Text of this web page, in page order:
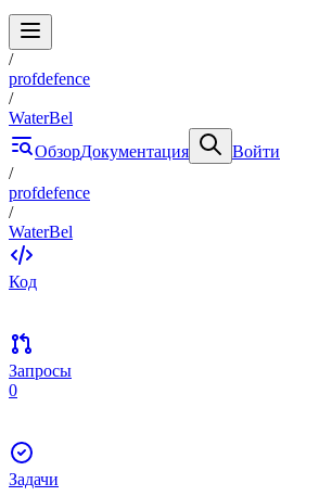
/
profdefence
/
WaterBel
ОбзорДокументация
Войти
/
profdefence
/
WaterBel
Код
Запросы
0
Задачи